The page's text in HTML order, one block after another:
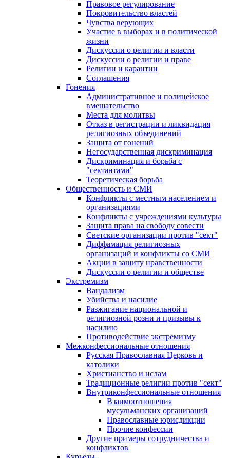
Правовое регулирование
Покровительство властей
Чувства верующих
Участие в выборах и в политической
жизни
Дискуссии о религии и власти
Дискуссии о религии и праве
Религии и карантин
Соглашения
Гонения
Административное и полицейское
вмешательство
Места для молитвы
Отказ в регистрации и ликвидация
религиозных объединений
Защита от гонений
Негосударственная дискриминация
Дискриминация и борьба с
"сектантами"
Теоретическая борьба
Общественность и СМИ
Конфликты с местным населением и
организациями
Конфликты с учреждениями культуры
Защита права на свободу совести
Светские организации против "сект"
Диффамация религиозных
организаций и конфликты со СМИ
Акции в защиту нравственности
Дискуссии о религии и обществе
Экстремизм
Вандализм
Убийства и насилие
Разжигание национальной и
религиозной розни и призывы к
насилию
Противодействие экстремизму
Межконфессиональные отношения
Русская Православная Церковь и
католики
Христианство и ислам
Традиционные религии против "сект"
Внутриконфессиональные отношения
Взаимоотношения
мусульманских организаций
Православные юрисдикции
Прочие конфессии
Другие примеры сотрудничества и
конфликтов